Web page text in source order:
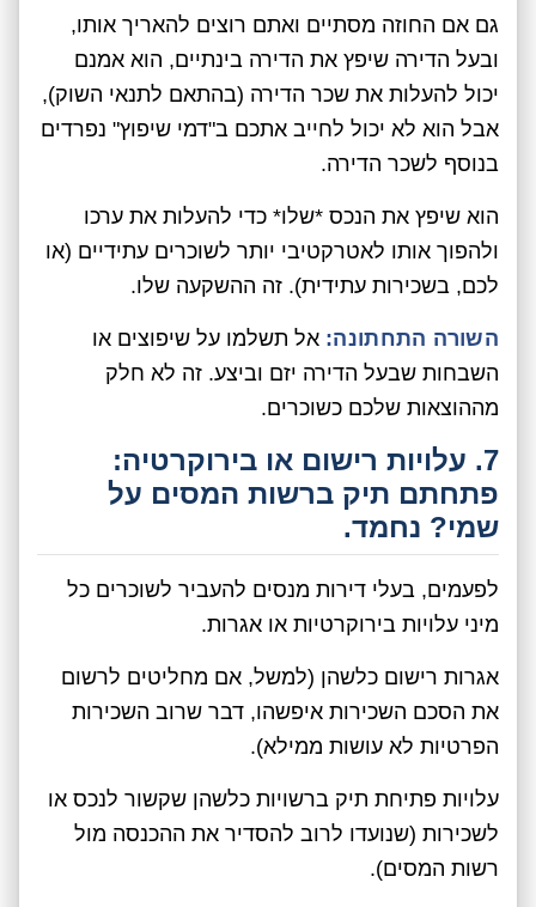
גם אם החוזה מסתיים ואתם רוצים להאריך אותו,
ובעל הדירה שיפץ את הדירה בינתיים, הוא אמנם
יכול להעלות את שכר הדירה (בהתאם לתנאי השוק),
אבל הוא לא יכול לחייב אתכם ב"דמי שיפוץ" נפרדים
בנוסף לשכר הדירה.
הוא שיפץ את הנכס *שלו* כדי להעלות את ערכו
ולהפוך אותו לאטרקטיבי יותר לשוכרים עתידיים (או
לכם, בשכירות עתידית). זה ההשקעה שלו.
השורה התחתונה: אל תשלמו על שיפוצים או
השבחות שבעל הדירה יזם וביצע. זה לא חלק
מההוצאות שלכם כשוכרים.
7. עלויות רישום או בירוקרטיה:
פתחתם תיק ברשות המסים על
שמי? נחמד.
לפעמים, בעלי דירות מנסים להעביר לשוכרים כל
מיני עלויות בירוקרטיות או אגרות.
אגרות רישום כלשהן (למשל, אם מחליטים לרשום
את הסכם השכירות איפשהו, דבר שרוב השכירות
הפרטיות לא עושות ממילא).
עלויות פתיחת תיק ברשויות כלשהן שקשור לנכס או
לשכירות (שנועדו לרוב להסדיר את ההכנסה מול
רשות המסים).